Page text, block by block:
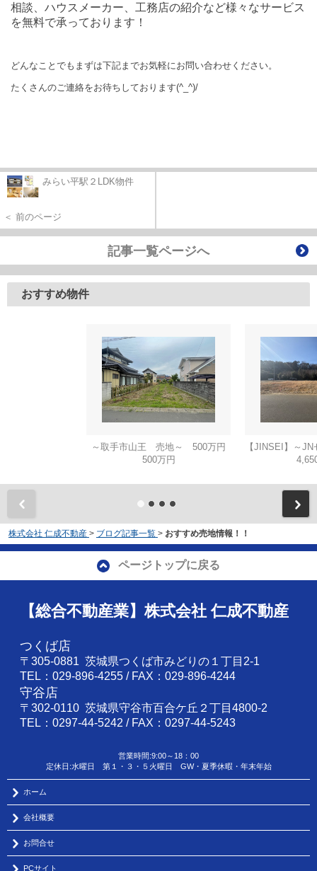
相談、ハウスメーカー、工務店の紹介など様々なサービス
を無料で承っております！
どんなことでもまずは下記までお気軽にお問い合わせください。
たくさんのご連絡をお待ちしております(^_^)/
みらい平駅２LDK物件
＜ 前のページ
記事一覧ページへ
おすすめ物件
～取手市山王 売地～ 500万円
500万円
株式会社 仁成不動産 > ブログ記事一覧 > おすすめ売地情報！！
ページトップに戻る
【総合不動産業】株式会社 仁成不動産
つくば店
〒305-0881 茨城県つくば市みどりの１丁目2-1
TEL：029-896-4255 / FAX：029-896-4244
守谷店
〒302-0110 茨城県守谷市百合ケ丘２丁目4800-2
TEL：0297-44-5242 / FAX：0297-44-5243
営業時間:9:00～18：00
定休日:水曜日 第１・３・５火曜日 GW・夏季休暇・年末年始
ホーム
会社概要
お問合せ
PCサイト